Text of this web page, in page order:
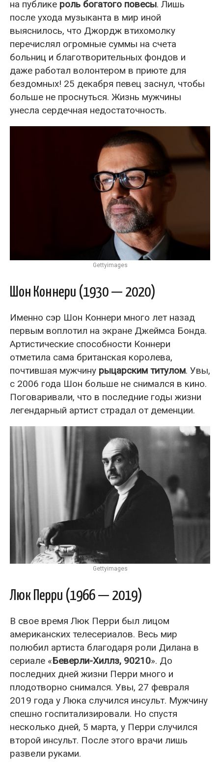
на публике роль богатого повесы. Лишь
после ухода музыканта в мир иной
выяснилось, что Джордж втихомолку
перечислял огромные суммы на счета
больниц и благотворительных фондов и
даже работал волонтером в приюте для
бездомных! 25 декабря певец заснул, чтобы
больше не проснуться. Жизнь мужчины
унесла сердечная недостаточность.
Gettyimages
Шон Коннери (1930 — 2020)
Именно сэр Шон Коннери много лет назад
первым воплотил на экране Джеймса Бонда.
Артистические способности Коннери
отметила сама британская королева,
почтившая мужчину рыцарским титулом. Увы,
с 2006 года Шон больше не снимался в кино.
Поговаривали, что в последние годы жизни
легендарный артист страдал от деменции.
Gettyimages
Люк Перри (1966 — 2019)
В свое время Люк Перри был лицом
американских телесериалов. Весь мир
полюбил артиста благодаря роли Дилана в
сериале «Беверли-Хиллз, 90210». До
последних дней жизни Перри много и
плодотворно снимался. Увы, 27 февраля
2019 года у Люка случился инсульт. Мужчину
спешно госпитализировали. Но спустя
несколько дней, 5 марта, у Перри случился
второй инсульт. После этого врачи лишь
развели руками.